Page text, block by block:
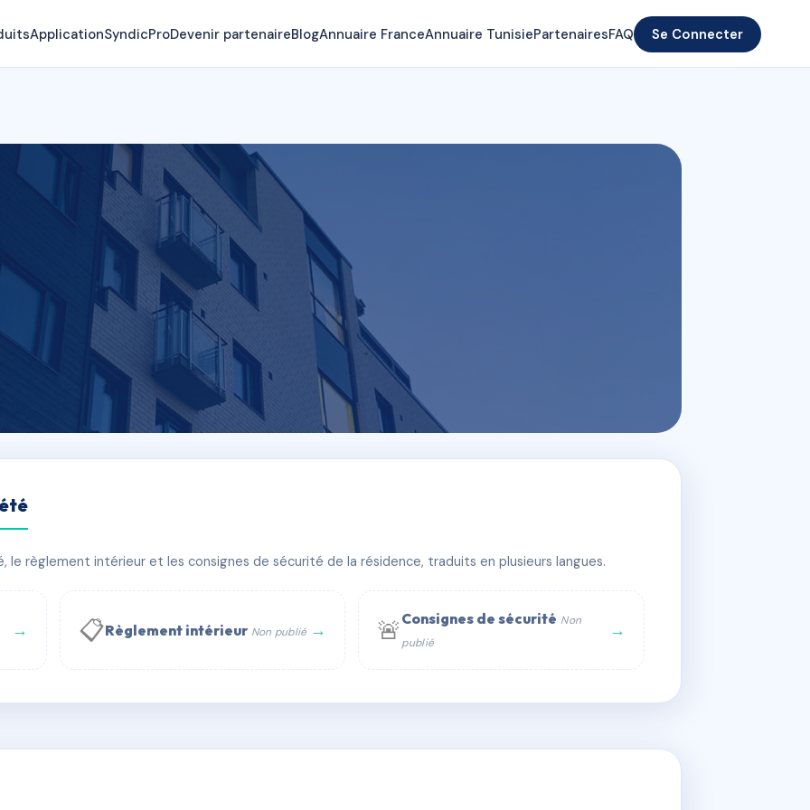
ApplicationSyndicProDevenir partenaireBlogAnnuaire FranceAnnuaire TunisiePartenairesFAQ Se Connecter
WhatsApp
règlement intérieur et les consignes de sécurité de la résidence, traduits en plusieurs langues.
→ 📋Règlement intérieur Non publié → 🚨 Consignes de sécurité Non
publié
→
AB3174794 🇫🇷